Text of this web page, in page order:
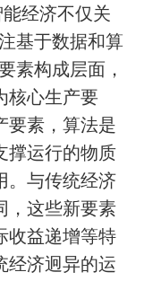
经济不仅关
基于数据和算
素构成层面，
核心生产要
要素，算法是
撑运行的物质
。与传统经济
，这些新要素
收益递增等特
经济迥异的运